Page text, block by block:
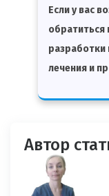
Если у вас
обратиться
разработки
лечения и
Автор